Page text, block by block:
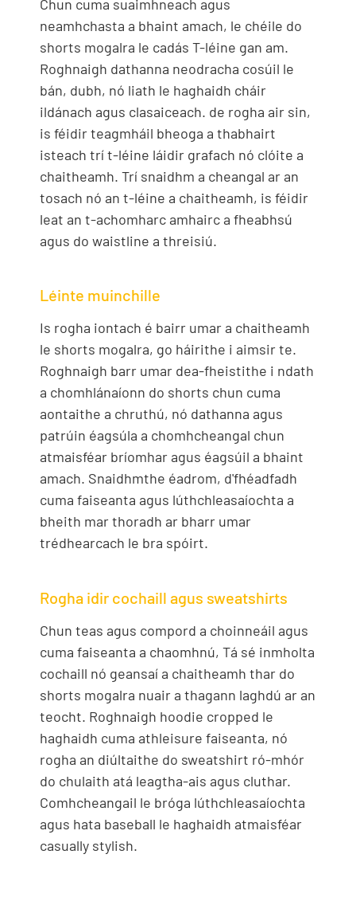
Chun cuma suaimhneach agus
neamhchasta a bhaint amach, le chéile do
shorts mogalra le cadás T-léine gan am.
Roghnaigh dathanna neodracha cosúil le
bán, dubh, nó liath le haghaidh cháir
ildánach agus clasaiceach. de rogha air sin,
is féidir teagmháil bheoga a thabhairt
isteach trí t-léine láidir grafach nó clóite a
chaitheamh. Trí snaidhm a cheangal ar an
tosach nó an t-léine a chaitheamh, is féidir
leat an t-achomharc amhairc a fheabhsú
agus do waistline a threisiú.
Léinte muinchille
Is rogha iontach é bairr umar a chaitheamh
le shorts mogalra, go háirithe i aimsir te.
Roghnaigh barr umar dea-fheistithe i ndath
a chomhlánaíonn do shorts chun cuma
aontaithe a chruthú, nó dathanna agus
patrúin éagsúla a chomhcheangal chun
atmaisféar bríomhar agus éagsúil a bhaint
amach. Snaidhmthe éadrom, d'fhéadfadh
cuma faiseanta agus lúthchleasaíochta a
bheith mar thoradh ar bharr umar
trédhearcach le bra spóirt.
Rogha idir cochaill agus sweatshirts
Chun teas agus compord a choinneáil agus
cuma faiseanta a chaomhnú, Tá sé inmholta
cochaill nó geansaí a chaitheamh thar do
shorts mogalra nuair a thagann laghdú ar an
teocht. Roghnaigh hoodie cropped le
haghaidh cuma athleisure faiseanta, nó
rogha an diúltaithe do sweatshirt ró-mhór
do chulaith atá leagtha-ais agus cluthar.
Comhcheangail le bróga lúthchleasaíochta
agus hata baseball le haghaidh atmaisféar
casually stylish.